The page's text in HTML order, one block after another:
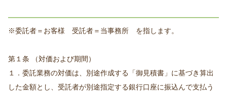
※委託者＝お客様 受託者＝当事務所 を指します。
第１条 （対価および期間）
１．委託業務の対価は、別途作成する「御見積書」に基づき算出
した金額とし、受託者が別途指定する銀行口座に振込んで支払う